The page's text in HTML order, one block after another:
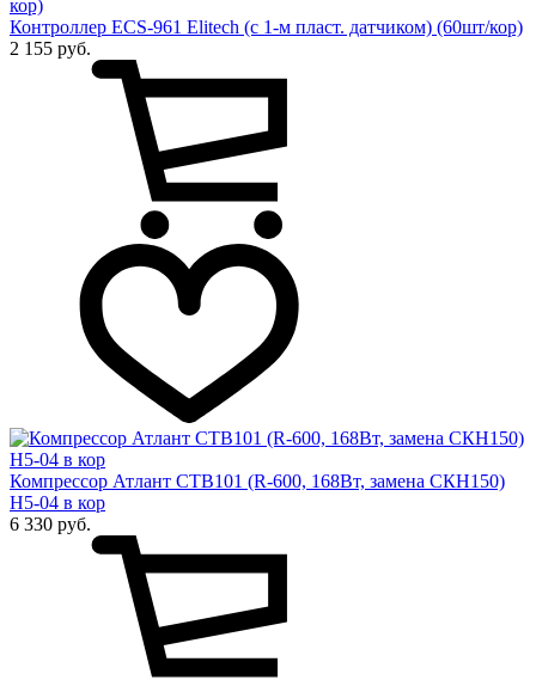
Контроллер ECS-961 Elitech (с 1-м пласт. датчиком) (60шт/кор)
2 155 руб.
Компрессор Атлант СТВ101 (R-600, 168Вт, замена СКН150)
Н5-04 в кор
6 330 руб.